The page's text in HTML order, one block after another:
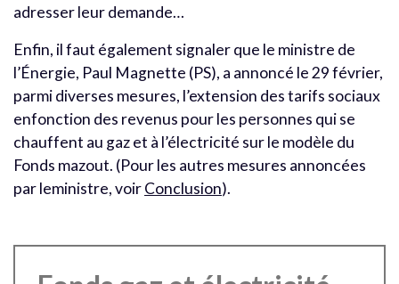
adresser leur demande…
Enfin, il faut également signaler que le ministre de
l’Énergie, Paul Magnette (PS), a annoncé le 29 février,
parmi diverses mesures, l’extension des tarifs sociaux
enfonction des revenus pour les personnes qui se
chauffent au gaz et à l’électricité sur le modèle du
Fonds mazout. (Pour les autres mesures annoncées
par leministre, voirConclusion).